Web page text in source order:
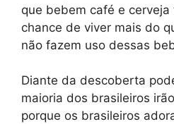
que bebem café e
chance de viver mais do
não fazem uso dessas
Diante da descoberta
maioria dos brasileiros
porque os brasileiros